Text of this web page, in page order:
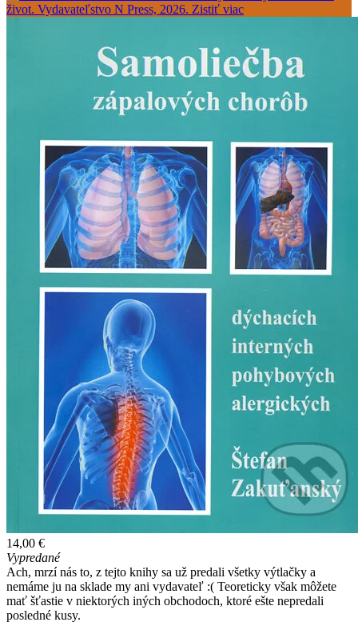
14,00 €
Vypredané
Ach, mrzí nás to, z tejto knihy sa už predali všetky výtlačky a
nemáme ju na sklade my ani vydavateľ :( Teoreticky však môžete
mať šťastie v niektorých iných obchodoch, ktoré ešte nepredali
posledné kusy.